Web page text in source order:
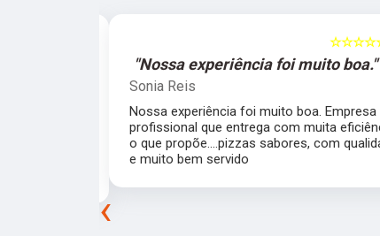
"Simplesmente sensacionais."
Gabriel Carvalho
Simplesmente sensacionais, uma
incrível. Uma equipe super organizada e
atenciosa que fizeram tudo com uma
maestria. Todas as pizzas super saborosas
‹